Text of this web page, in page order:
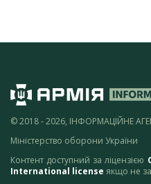
© 2018 - 2026, ІНФОРМАЦІЙНЕ
Міністерство оборони України
Контент доступний за ліцензією
International license якщо не